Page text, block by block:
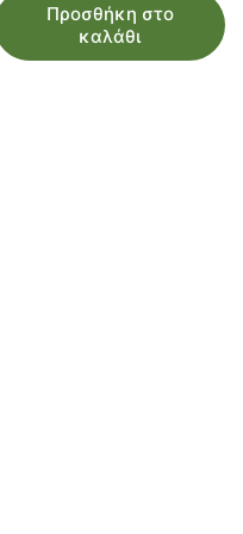
Προσθήκη στο
καλάθι